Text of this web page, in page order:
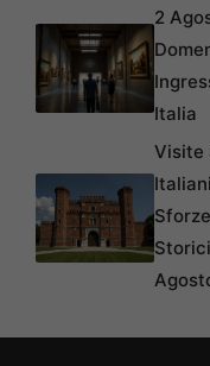
2
Italia
Visite